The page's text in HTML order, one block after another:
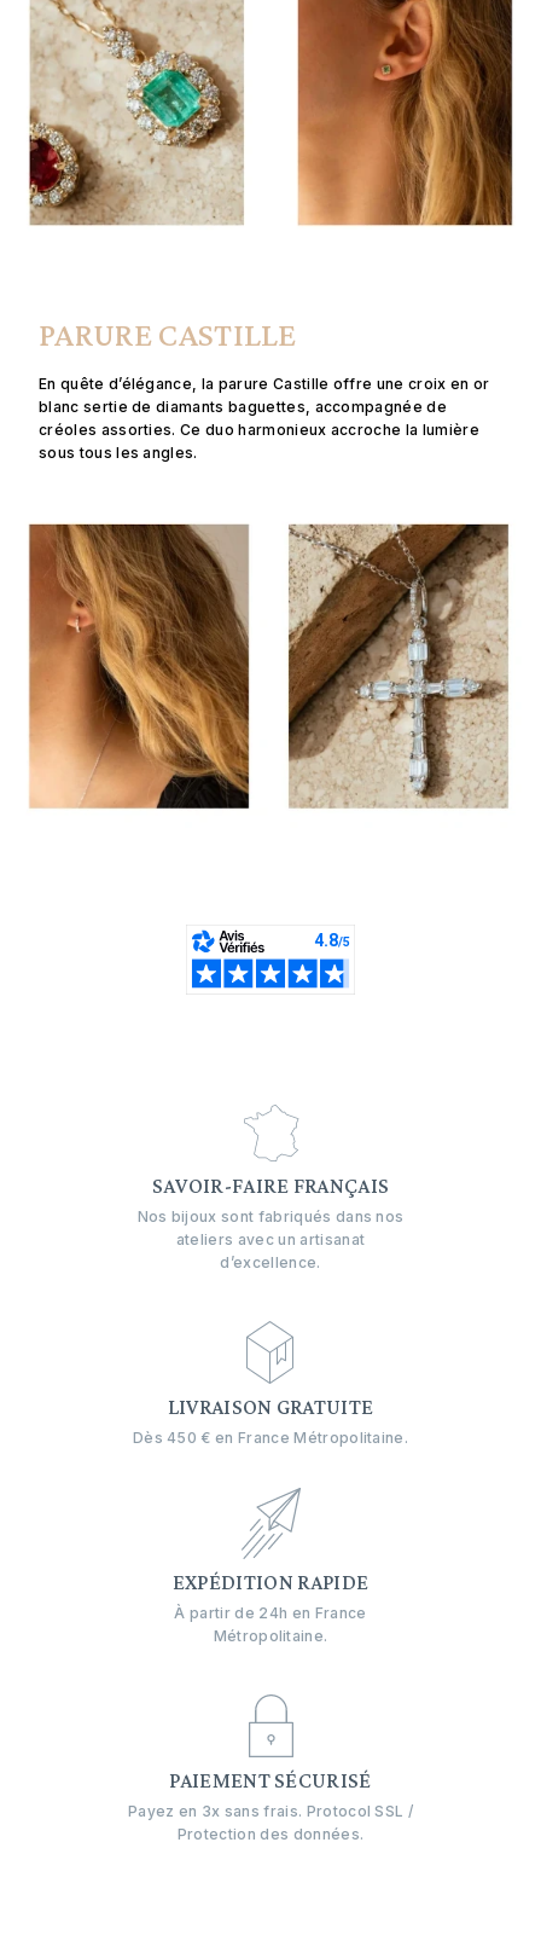
PARURE CASTILLE
En quête d’élégance, la parure Castille offre une croix en or
blanc sertie de diamants baguettes, accompagnée de
créoles assorties. Ce duo harmonieux accroche la lumière
sous tous les angles.
SAVOIR-FAIRE FRANÇAIS
Nos bijoux sont fabriqués dans nos
ateliers avec un artisanat
d’excellence.
LIVRAISON GRATUITE
Dès 450 € en France Métropolitaine.
EXPÉDITION RAPIDE
À partir de 24h en France
Métropolitaine.
PAIEMENT SÉCURISÉ
Payez en 3x sans frais. Protocol SSL /
Protection des données.